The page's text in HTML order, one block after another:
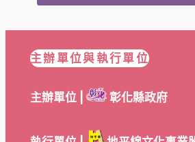
主辦單位與執行單位
主辦單位 | 彰化縣政府